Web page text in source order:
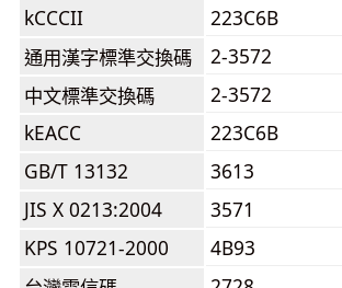
kCCCII
223C6B
通用漢字標準交換碼
2-3572
中文標準交換碼
2-3572
kEACC
223C6B
GB/T 13132
3613
JIS X 0213:2004
3571
KPS 10721-2000
4B93